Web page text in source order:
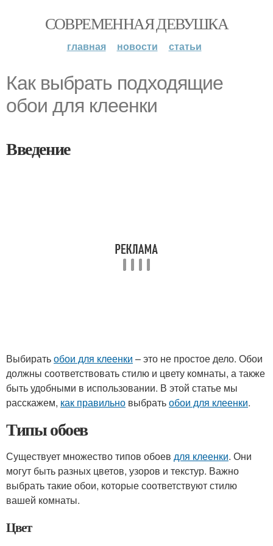
СОВРЕМЕННАЯ ДЕВУШКА
главная новости статьи
Как выбрать подходящие
обои для клеенки
Введение
Выбиратьобои для клеенки – это не простое дело. Обои
должны соответствовать стилю и цвету комнаты, а также
быть удобными в использовании. В этой статье мы
расскажем, как правильно выбратьобои для клеенки.
Типы обоев
Существует множество типов обоев для клеенки. Они
могут быть разных цветов, узоров и текстур. Важно
выбрать такие обои, которые соответствуют стилю
вашей комнаты.
Цвет